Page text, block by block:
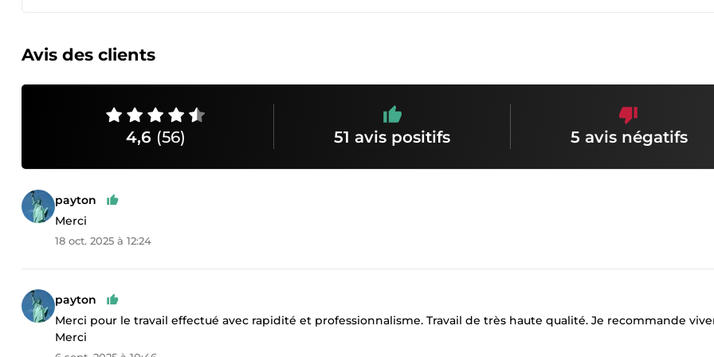
Avis des clients
4,6 (56) 51 avis positifs 5 avis négatifs
payton
Merci
18 oct. 2025 à 12:24
payton
Merci pour le travail effectué avec rapidité et professionnalisme. Travail de très haute qualité. Je recommande
Merci